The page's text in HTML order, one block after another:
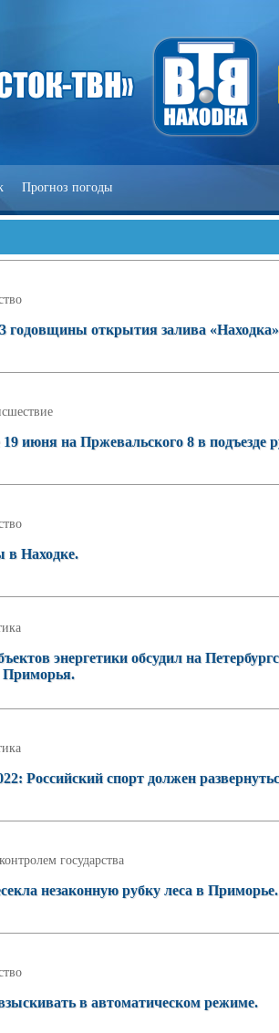
Прогноз погоды
годовщины открытия залива
июня на Пржевальского 8 в подъезде
в Находке.
энергетики обсудил на
Приморья.
Российский спорт должен
государства
незаконную рубку леса в Приморье.
в автоматическом режиме.